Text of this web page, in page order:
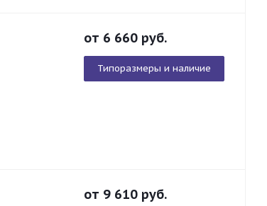
от 6 660 руб.
Типоразмеры и наличие
от 9 610 руб.